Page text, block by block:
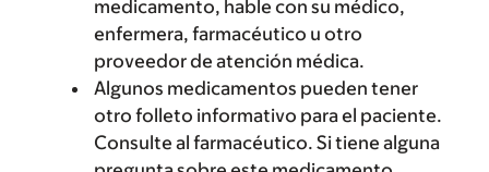
medicamento, hable con su médico,
enfermera, farmacéutico u otro
proveedor de atención médica.
Algunos medicamentos pueden tener
otro folleto informativo para el paciente.
Consulte al farmacéutico. Si tiene alguna